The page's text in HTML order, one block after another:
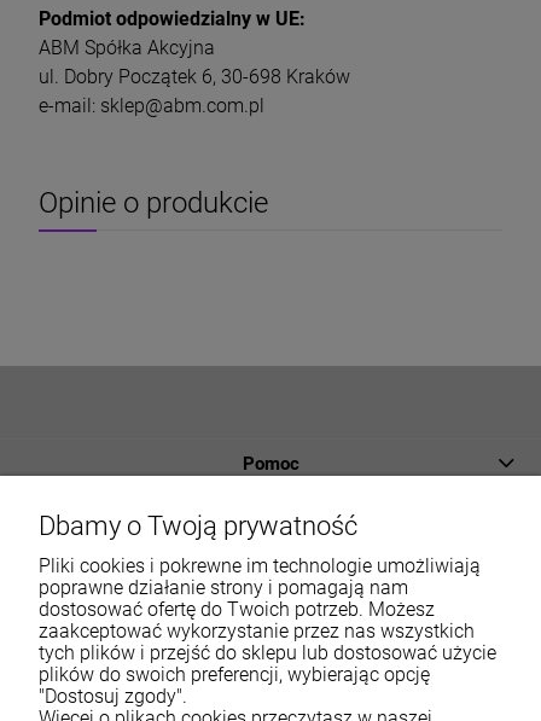
Podmiot odpowiedzialny w UE:
ABM Spółka Akcyjna
ul. Dobry Początek 6, 30-698 Kraków
e-mail: sklep@abm.com.pl
Opinie o produkcie
Pomoc
Płatności i dostawa
Informacje
O nas
Moje konto
Dbamy o Twoją prywatność
Pliki cookies i pokrewne im technologie umożliwiają
poprawne działanie strony i pomagają nam
dostosować ofertę do Twoich potrzeb. Możesz
zaakceptować wykorzystanie przez nas wszystkich
tych plików i przejść do sklepu lub dostosować użycie
plików do swoich preferencji, wybierając opcję
"Dostosuj zgody".